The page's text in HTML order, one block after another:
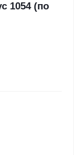
1054 (по